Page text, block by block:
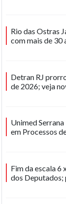
Rio das Ostras
com mais de 30
Detran RJ
de 2026; veja
Unimed
em Processos
Fim da escala 6
dos Deputados;